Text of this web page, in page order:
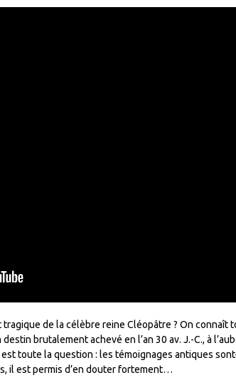
tragique de la célèbre reine Cléopâtre ? On connaît
brutalement achevé en l’an 30 av. J.-C., à
toute la question : les témoignages antiques
il est permis d’en douter fortement…